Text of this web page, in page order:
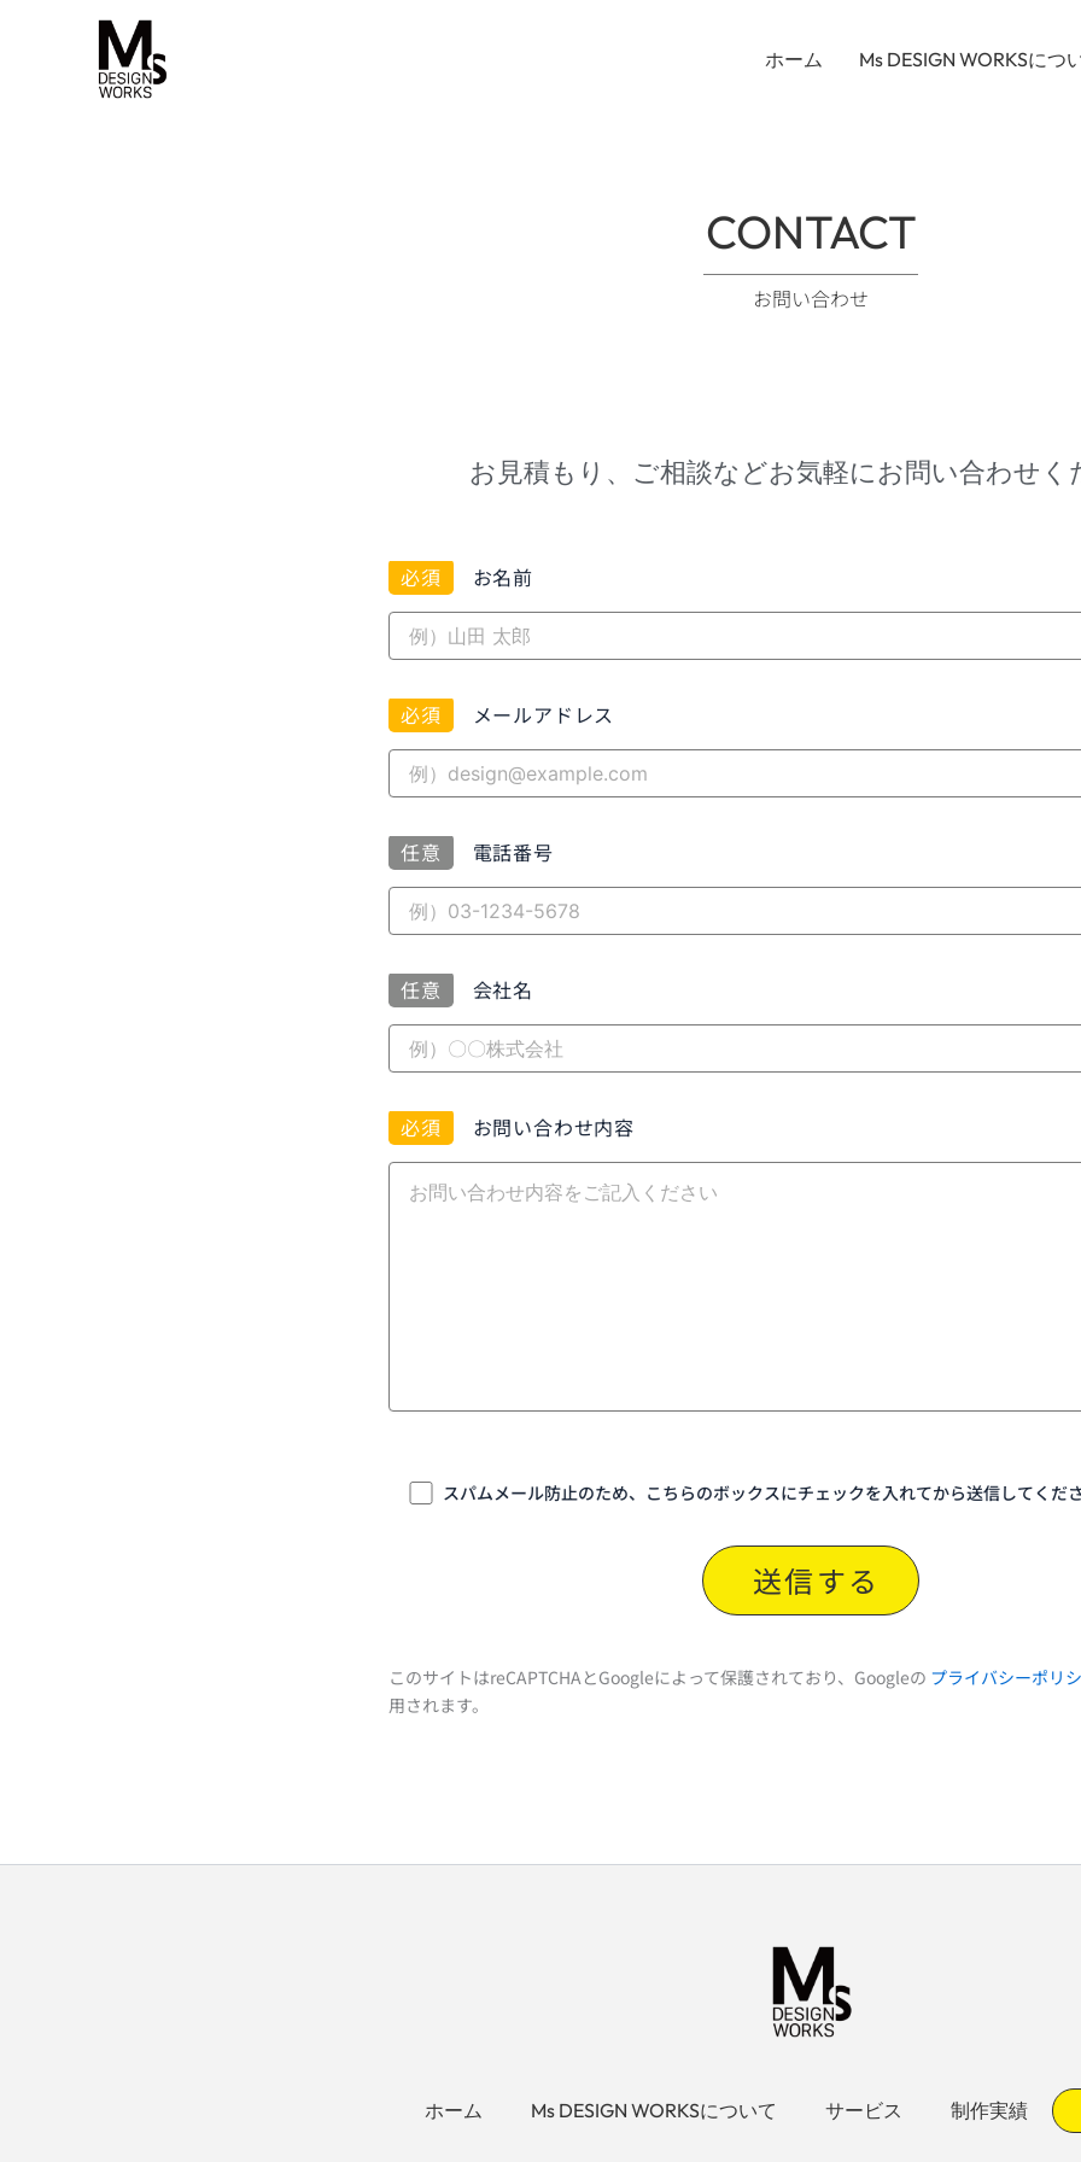
ホーム Ms DESIGN WORKSにつ
CONTACT
お問い合わせ
お見積もり、ご相談などお気軽にお問い合わせく
必須 お名前
必須 メールアドレス
任意 電話番号
任意 会社名
必須 お問い合わせ内容
スパムメール防止のため、こちらのボックスにチェックを入れてから送信してくだ
このサイトはreCAPTCHAとGoogleによって保護されており、Googleの プライバシーポリ
用されます。
ホーム Ms DESIGN WORKSについて サービス 制作実績